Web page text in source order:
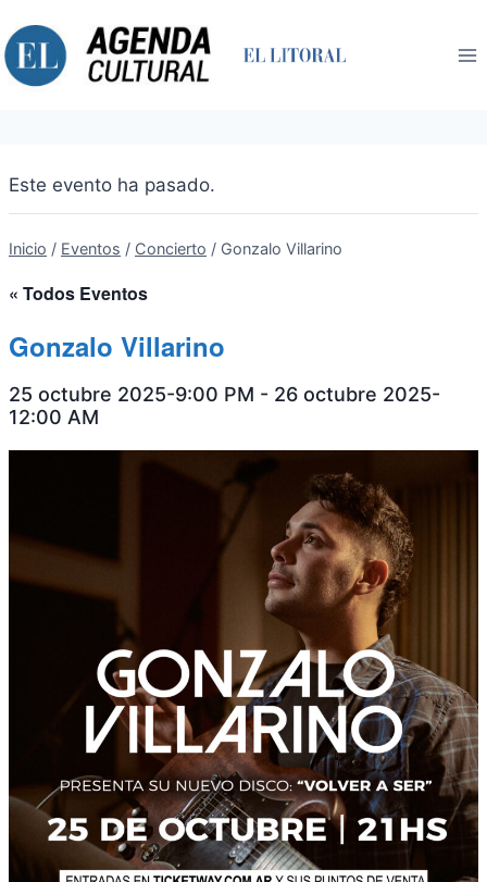
al
contenido
Este evento ha pasado.
Inicio / Eventos / Concierto / Gonzalo Villarino
« Todos Eventos
Gonzalo Villarino
25 octubre 2025-9:00 PM - 26 octubre 2025-
12:00 AM